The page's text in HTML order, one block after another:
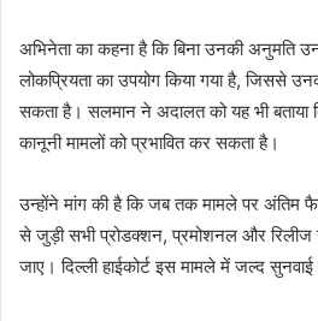
अभिनेता का कहना है कि बिना उनकी अनुमति
लोकप्रियता का उपयोग किया गया है, जिससे
सकता है। सलमान ने अदालत को यह भी
कानूनी मामलों को प्रभावित कर सकता है।
उन्होंने मांग की है कि जब तक मामले पर अंतिम
से जुड़ी सभी प्रोडक्शन, प्रमोशनल और रिलीज
जाए। दिल्ली हाईकोर्ट इस मामले में जल्द